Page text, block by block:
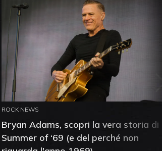
ROCK NEWS
Bryan Adams, scopri la vera storia di
Summer of ‘69 (e del perché non